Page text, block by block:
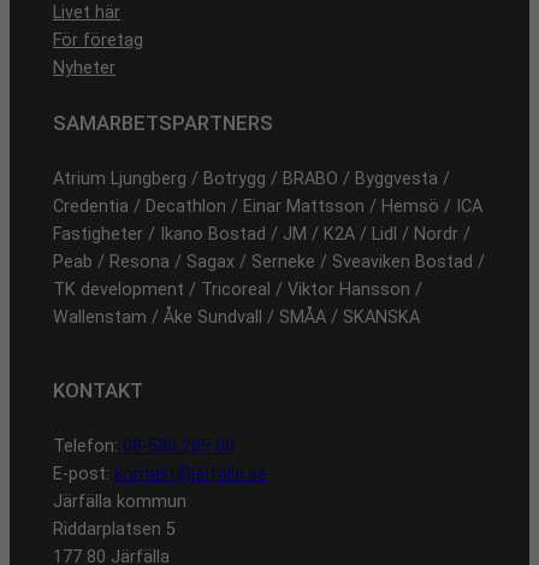
Livet här
För företag
Nyheter
SAMARBETSPARTNERS
Atrium Ljungberg / Botrygg / BRABO / Byggvesta /
Credentia / Decathlon / Einar Mattsson / Hemsö / ICA
Fastigheter / Ikano Bostad / JM / K2A / Lidl / Nordr /
Peab / Resona / Sagax / Serneke / Sveaviken Bostad /
TK development / Tricoreal / Viktor Hansson /
Wallenstam / Åke Sundvall / SMÅA / SKANSKA
KONTAKT
Telefon: 08-580 285 00
E-post: kontakt@jarfalla.se
Järfälla kommun
Riddarplatsen 5
177 80 Järfälla